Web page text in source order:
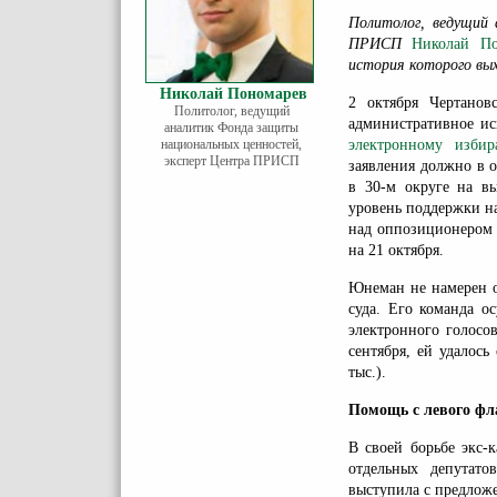
Николай Пономарев
Политолог, ведущий
аналитик Фонда защиты
национальных ценностей,
эксперт Центра ПРИСП
Политолог,
ПРИСПНиколай
история которого
2 октября
административное
электронному
заявления должно в
в 30-м округе на
уровень поддержки
над оппозиционером
на 21 октября.
Юнеман не намерен
суда. Его команда
электронного
сентября, ей
тыс.).
Помощь с левого
В своей борьбе экс-
отдельных
выступила с